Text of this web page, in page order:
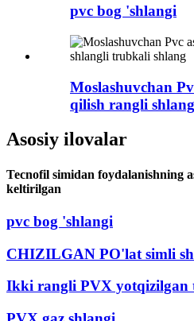
pvc bog 'shlangi
Moslashuvchan
qilish rangli
Asosiy ilovalar
Tecnofil simidan foydalanishning
keltirilgan
pvc bog 'shlangi
CHIZILGAN PO'lat simli
Ikki rangli PVX yotqizilgan